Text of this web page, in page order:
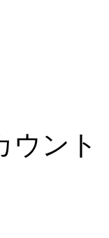
ウント